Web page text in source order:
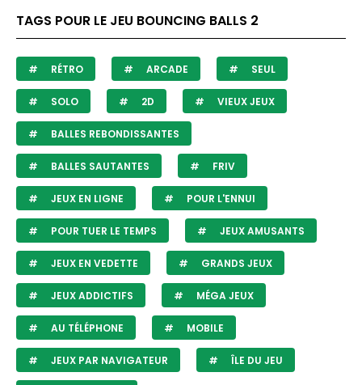
TAGS POUR LE JEU BOUNCING BALLS 2
RÉTRO ARCADE SEUL
SOLO 2D VIEUX JEUX
BALLES REBONDISSANTES
BALLES SAUTANTES FRIV
JEUX EN LIGNE POUR L'ENNUI
POUR TUER LE TEMPS JEUX AMUSANTS
JEUX EN VEDETTE GRANDS JEUX
JEUX ADDICTIFS MÉGA JEUX
AU TÉLÉPHONE MOBILE
JEUX PAR NAVIGATEUR ÎLE DU JEU